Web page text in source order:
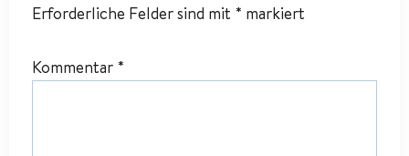
Erforderliche Felder sind mit * markiert
Kommentar *